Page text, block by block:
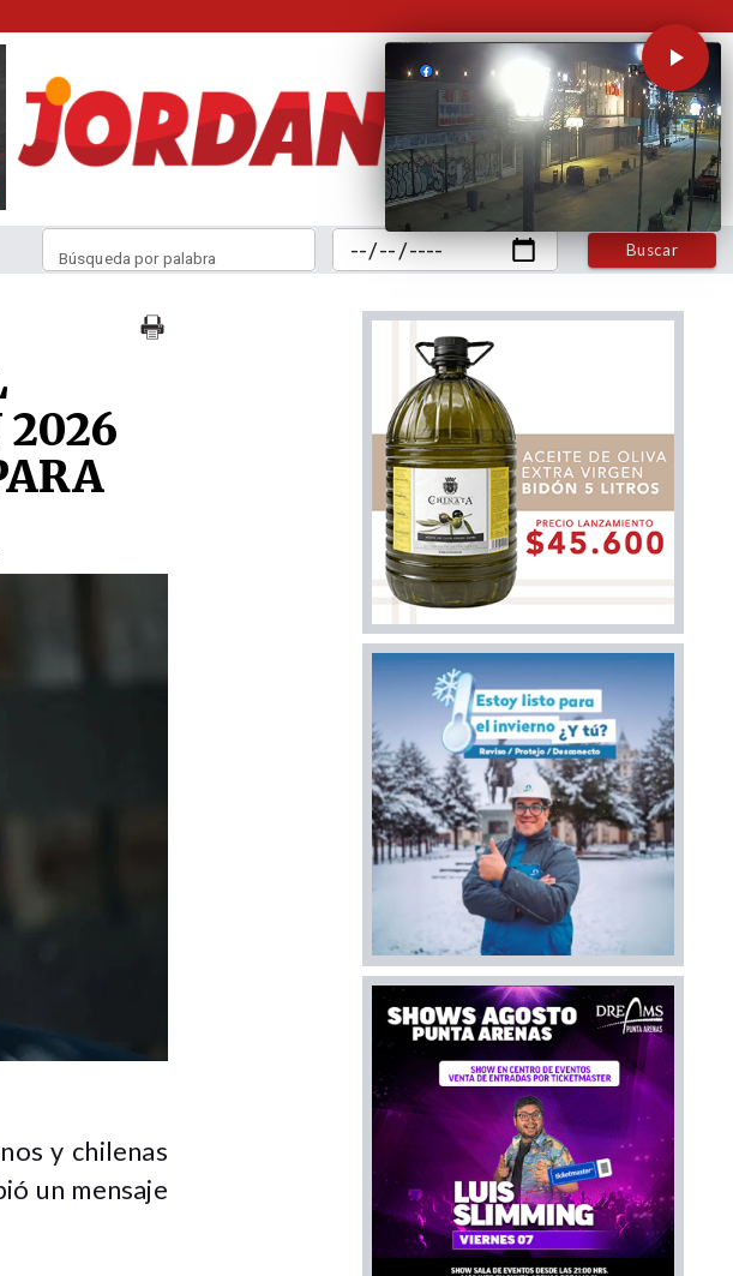
Buscar
Búsqueda por palabra
2026
y chilenas
un mensaje